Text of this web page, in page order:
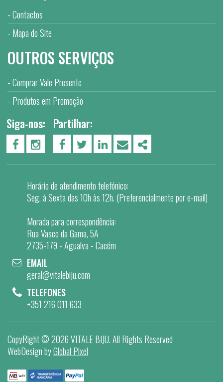
Contactos
Mapa do Site
OUTROS SERVIÇOS
Comprar Vale Presente
Produtos em Promoção
Siga-nos:
PÁGINA DO FACEBOOK
PÁGINA DO INSTAGRAM
Partilhar:
FACEBOOKTWITTERLINKEDIN
EMAIL
Horário de atendimento telefónico:
Seg. à Sexta das 10h às 12h. (Preferencialmente por e-mail)
Morada para correspondência:
Rua Vasco da Gama, 5A
2735-179 - Agualva - Cacém
EMAIL
geral@vitalebiju.com
TELEFONES
+351 216 011 633
CopyRight ©2026 VITALE BIJU. All Rights Reserved
WebDesign byGlobal Pixel